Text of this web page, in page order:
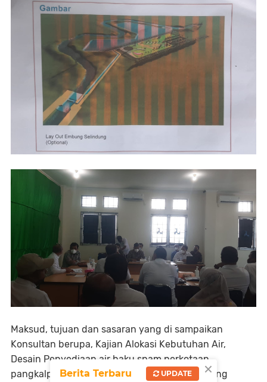
Maksud, tujuan dan sasaran yang di sampaikan
Konsultan berupa, Kajian Alokasi Kebutuhan Air,
Desain Penyediaan air baku spam perkotaan
pangkalpinang, kajian penyediaan air baku yang
×
Berita Terbaru UPDATE